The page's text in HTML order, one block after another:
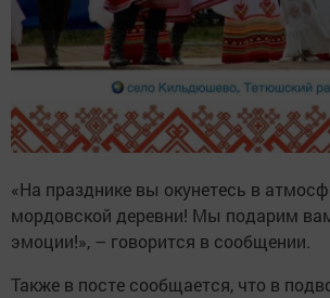
«На празднике вы окунетесь в
мордовской деревни! Мы подарим
эмоции!», – говорится в сообщении.
Также в посте сообщается, что в